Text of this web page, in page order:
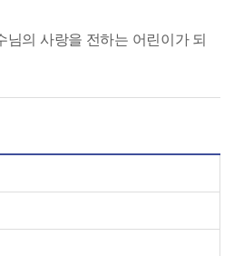
의 사랑을 전하는 어린이가 되